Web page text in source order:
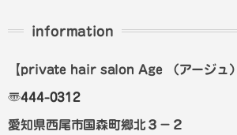
information
【private hair salon Age （アージュ）
〠444-0312
愛知県西尾市国森町郷北３－２